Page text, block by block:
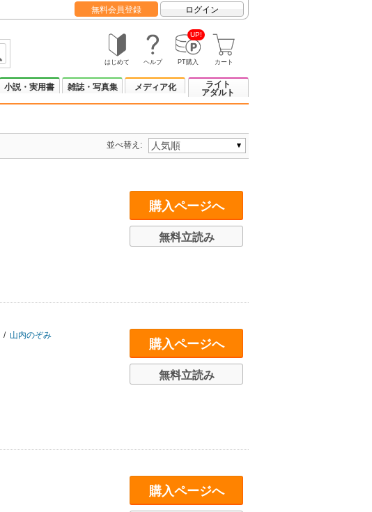
無料会員登録 ログイン
はじめて ヘルプ
UP!
PT購入 カート
小説・実用書 雑誌・写真集 メディア化
ライト
アダルト
並べ替え:
購入ページへ
無料立読み
/ 山内のぞみ
購入ページへ
無料立読み
購入ページへ